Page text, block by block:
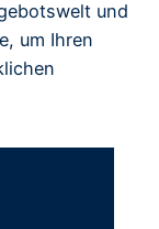
und
um Ihren